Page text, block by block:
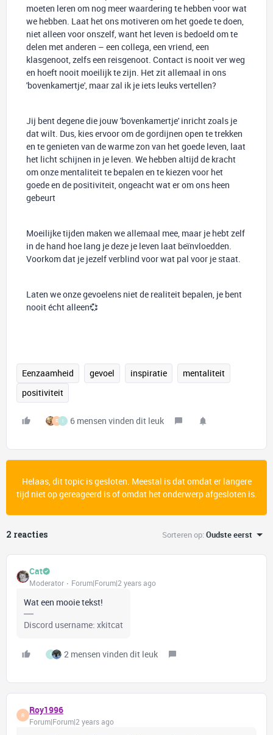
moeten leren om nog meer waardering te hebben voor wat
we hebben. Laat het ons motiveren om het goede te doen,
niet alleen voor onszelf, want het leven is bedoeld om te
delen met anderen – een collega, een vriend, een
klasgenoot, zelfs een reisgenoot. Contact is nooit ver weg
en hoeft nooit moeilijk te zijn. Het zit allemaal in ons
'bovenkamertje', maar zal ik je iets leuks vertellen?
Jij bent degene die jouw 'bovenkamertje' inricht zoals je
dat wilt. Dus, kies ervoor om de gordijnen open te trekken
en te genieten van de warme zon van het goede leven, laat
het licht schijnen in je leven. We hebben altijd de kracht
om onze mentaliteit te bepalen en te kiezen voor het
goede en de positiviteit, ongeacht wat er om ons heen
gebeurt
Moeilijke tijden maken we allemaal mee, maar je hebt zelf
in de hand hoe lang je deze je leven laat beïnvloedden.
Voorkom dat je jezelf verblind voor wat pal voor je staat.
Laten we onze gevoelens niet de realiteit bepalen, je bent
nooit écht alleen💞
Eenzaamheid gevoel inspiratie
mentaliteit
positiviteit
R I 6 mensen vinden dit leuk
Helaas, dit topic is gesloten. Meestal is dat omdat er langere
tijd niet op gereageerd is of omdat het onderwerp afgesloten is.
2 reacties Sorteren op:Oudste eerst
Cat
Moderator Forum|Forum|2 years ago
Wat een mooie tekst!
Discord username: xkitcat
I 2 mensen vinden dit leuk
R Roy1996
Forum|Forum|2 years ago